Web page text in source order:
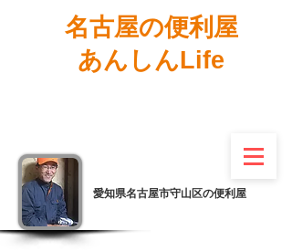
名古屋の便利屋
あんしんLife
愛知県名古屋市守山区の便利屋